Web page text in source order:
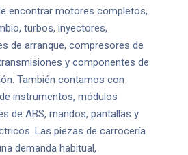
encontrar motores completos,
turbos, inyectores,
de arranque, compresores de
y componentes de
También contamos con
instrumentos, módulos
de ABS, mandos, pantallas y
Las piezas de carrocería
demanda habitual,